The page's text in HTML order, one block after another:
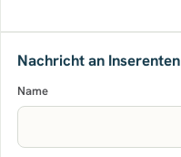
Nachricht an Inserenten
Name